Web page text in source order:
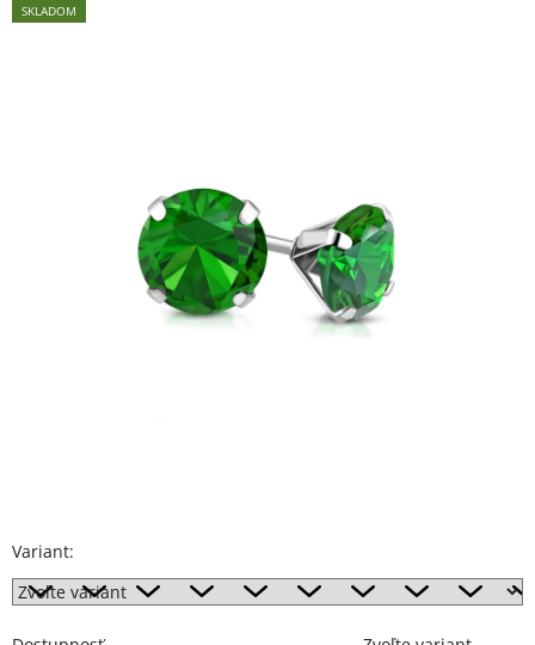
Variant:
jeSKLADOM